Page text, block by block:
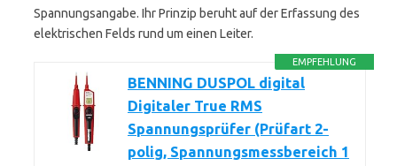
Spannungsangabe. Ihr Prinzip beruht auf der Erfassung des
elektrischen Felds rund um einen Leiter.
EMPFEHLUNG
BENNING DUSPOL digital
Digitaler True RMS
Spannungsprüfer (Prüfart 2-
polig, Spannungsmessbereich 1